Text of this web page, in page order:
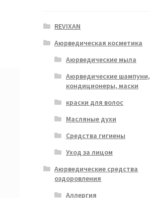
REVIXAN
Аюрведическая косметика
Аюрведические мыла
Аюрведические шампуни,
кондиционеры, маски
краски для волос
Масляные духи
Средства гигиены
Уход за лицом
Аюрведические средства
оздоровления
Аллергия